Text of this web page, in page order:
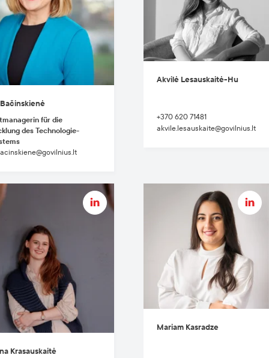
für die
des Technologie-
Akvilė Lesauskaitė-Hu
+370 620 71481
akvile.lesauskaite@govilnius.lt
Krasauskaitė
Mariam Kasradze